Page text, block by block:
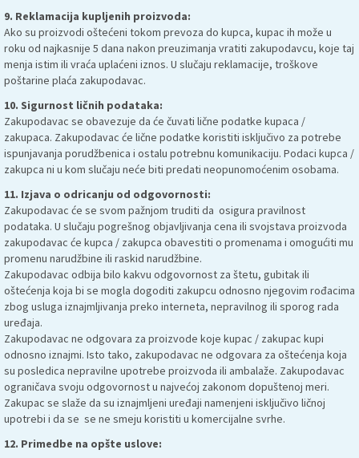
9. Reklamacija kupljenih proizvoda:
Ako su proizvodi oštećeni tokom prevoza do kupca, kupac ih može u
roku od najkasnije 5 dana nakon preuzimanja vratiti zakupodavcu, koje taj
menja istim ili vraća uplaćeni iznos. U slučaju reklamacije, troškove
poštarine plaća zakupodavac.
10. Sigurnost ličnih podataka:
Zakupodavac se obavezuje da će čuvati lične podatke kupaca /
zakupaca. Zakupodavac će lične podatke koristiti isključivo za potrebe
ispunjavanja porudžbenica i ostalu potrebnu komunikaciju. Podaci kupca /
zakupca ni u kom slučaju neće biti predati neopunomoćenim osobama.
11. Izjava o odricanju od odgovornosti:
Zakupodavac će se svom pažnjom truditi da osigura pravilnost
podataka. U slučaju pogrešnog objavljivanja cena ili svojstava proizvoda
zakupodavac će kupca / zakupca obavestiti o promenama i omogućiti mu
promenu narudžbine ili raskid narudžbine.
Zakupodavac odbija bilo kakvu odgovornost za štetu, gubitak ili
oštećenja koja bi se mogla dogoditi zakupcu odnosno njegovim rođacima
zbog usluga iznajmljivanja preko interneta, nepravilnog ili sporog rada
uređaja.
Zakupodavac ne odgovara za proizvode koje kupac / zakupac kupi
odnosno iznajmi. Isto tako, zakupodavac ne odgovara za oštećenja koja
su posledica nepravilne upotrebe proizvoda ili ambalaže. Zakupodavac
ograničava svoju odgovornost u najvećoj zakonom dopuštenoj meri.
Zakupac se slaže da su iznajmljeni uređaji namenjeni isključivo ličnoj
upotrebi i da se se ne smeju koristiti u komercijalne svrhe.
12. Primedbe na opšte uslove: